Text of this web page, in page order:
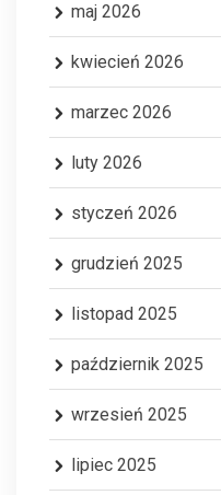
maj 2026
kwiecień 2026
marzec 2026
luty 2026
styczeń 2026
grudzień 2025
listopad 2025
październik 2025
wrzesień 2025
lipiec 2025